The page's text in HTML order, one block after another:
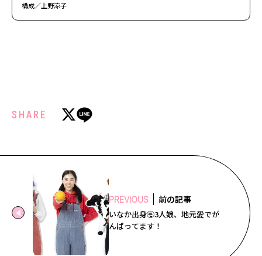
構成／上野涼子
SHARE
PREVIOUS 前の記事
いなか出身㋲3人娘、地元愛でが
んばってます！